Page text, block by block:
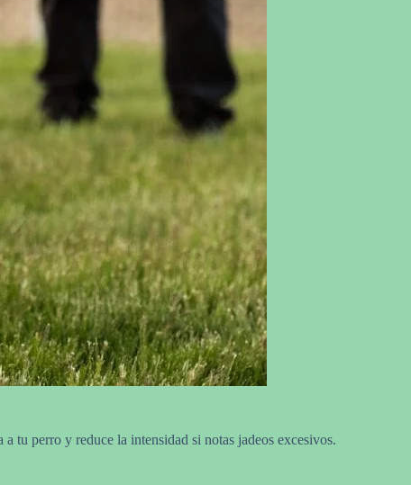
tu perro y reduce la intensidad si notas jadeos excesivos.